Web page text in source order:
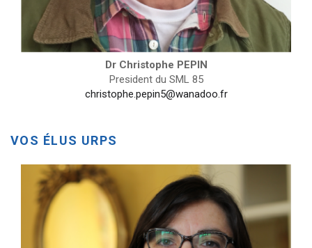
Dr Christophe PEPIN
President du SML 85
christophe.pepin5@wanadoo.fr
VOS ÉLUS URPS